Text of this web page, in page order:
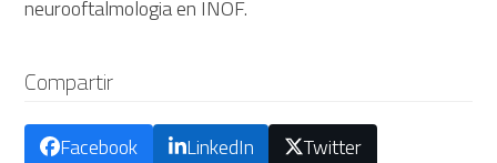
neurooftalmologia en INOF.
Compartir
Facebook LinkedIn Twitter